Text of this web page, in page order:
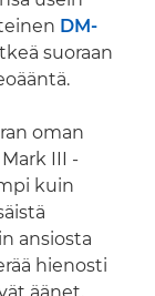
DM-
suoraan
oman
III -
kuin
ansiosta
hienosti
äänet,